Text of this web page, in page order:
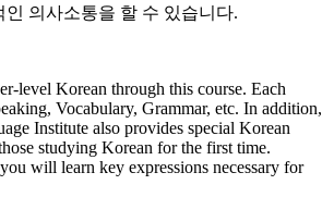
인 의사소통을 할 수 있습니다.
level Korean through this course. Each
Vocabulary, Grammar, etc. In addition,
Institute also provides special Korean
studying Korean for the first time.
will learn key expressions necessary for